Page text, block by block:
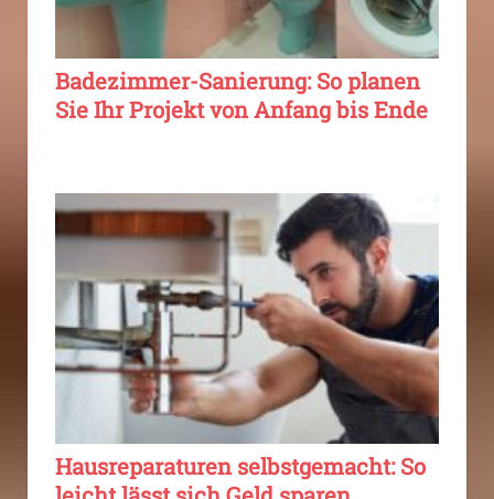
Badezimmer-Sanierung: So planen
Sie Ihr Projekt von Anfang bis Ende
Hausreparaturen selbstgemacht: So